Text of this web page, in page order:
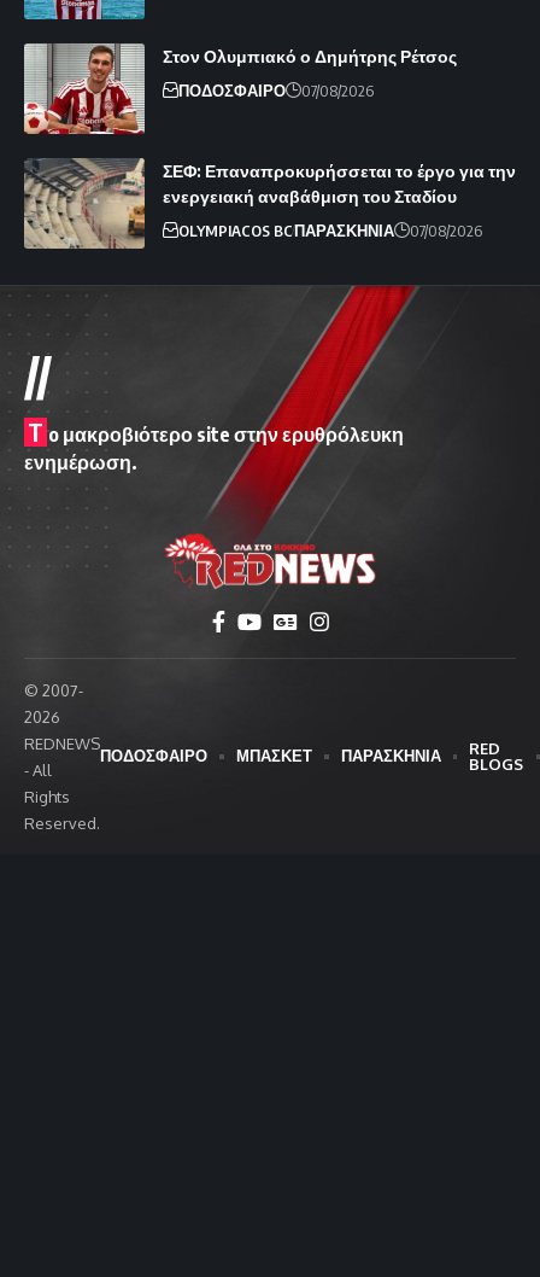
Στον Ολυμπιακό ο Δημήτρης Ρέτσος
ΠΟΔΟΣΦΑΙΡΟ 07/08/2026
ΣΕΦ: Επαναπροκυρήσσεται το έργο για την
ενεργειακή αναβάθμιση του Σταδίου
OLYMPIACOS BCΠΑΡΑΣΚΗΝΙΑ 07/08/2026
//
T o μακροβιότερο site στην ερυθρόλευκη
ενημέρωση.
© 2007-
2026
REDNEWS
- All
Rights
Reserved.
ΠΟΔΟΣΦΑΙΡΟ ΜΠΑΣΚΕΤ ΠΑΡΑΣΚΗΝΙΑ
RED
BLOGS